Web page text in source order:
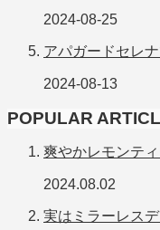
2024-08-25
アパガードセレ
2024-08-13
POPULAR
爽やかレモンテ
2024.08.02
実はミラーレス